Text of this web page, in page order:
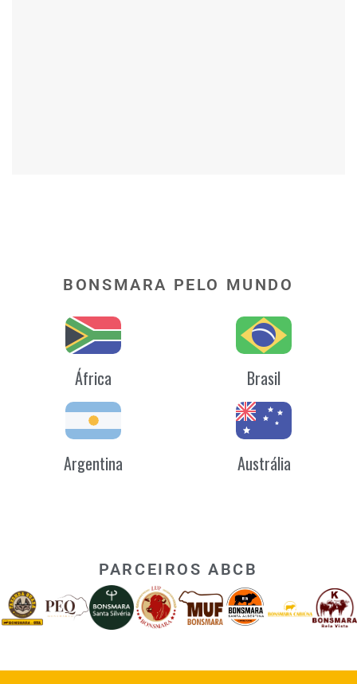
BONSMARA PELO MUNDO
África Brasil
Argentina Austrália
PARCEIROS ABCB